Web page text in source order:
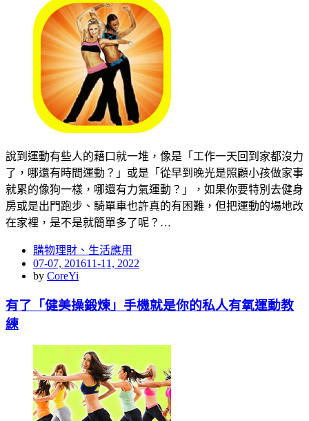
說到運動有些人的藉口就一堆，像是「工作一天回到家都沒力
了，哪還有時間運動？」或是「從早到晚光是照顧小孩做家事
就累的像狗一樣，哪還有力氣運動？」，如果你要特別去健身
房或是出門跑步、騎單車也許真的有困難，但把運動的場地改
在家裡，是不是就簡單多了呢？…
購物理財、生活應用
Posted
on
07-07, 201611-11, 2022
by CoreYi
有了「健美操鍛煉」手機就是你的私人有氧運動教
練